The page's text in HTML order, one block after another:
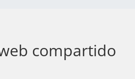
compartido